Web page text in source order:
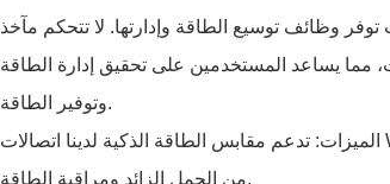
وظائف توسيع الطاقة وإدارتها. لا تتحكم مآخذ
مما يساعد المستخدمين على تحقيق إدارة الطاقة
وتوفير الطاقة.
الميزات: تدعم مقابس الطاقة الذكية لدينا اتصالات Wi-Fi وBluetooth، وهي متوافقة مع التحكم في تطبيقات الهاتف الذكي، وتتميز بوظائف الحماية
من الحمل الزائد ومراقبة الطاقة.